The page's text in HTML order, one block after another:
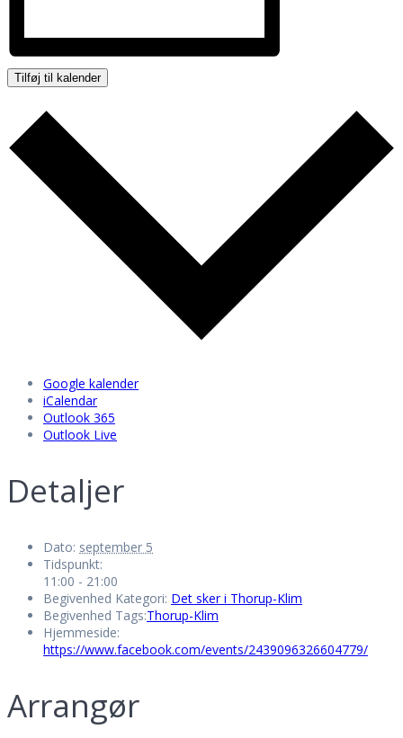
Tilføj til kalender
Google kalender
iCalendar
Outlook 365
Outlook Live
Detaljer
Dato: september 5
Tidspunkt:
11:00 - 21:00
Begivenhed Kategori: Det sker i Thorup-Klim
Begivenhed Tags:Thorup-Klim
Hjemmeside:
https://www.facebook.com/events/2439096326604779/
Arrangør